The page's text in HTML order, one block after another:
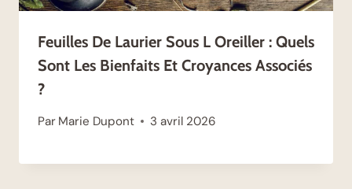
Feuilles De Laurier Sous L Oreiller : Quels
Sont Les Bienfaits Et Croyances Associés
?
Par Marie Dupont 3 avril 2026